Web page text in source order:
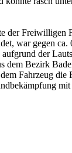
der Freiwilligen
war gegen
der
dem Bezirk
Fahrzeug die
mit